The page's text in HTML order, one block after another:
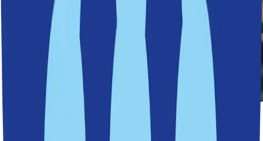
Läs mer
Redaktionens val